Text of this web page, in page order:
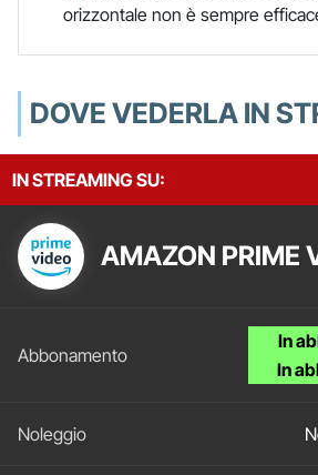
orizzontale non è sempre
DOVE VEDERLA IN
IN STREAMING SU:
AMAZON PRIME
In
In